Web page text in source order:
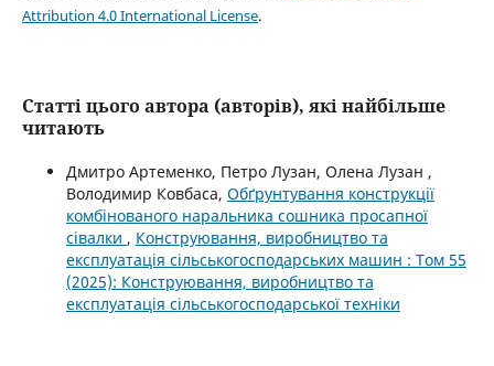
Attribution 4.0 International License.
Статті цього автора (авторів), які найбільше
читають
Дмитро Артеменко, Петро Лузан, Олена Лузан ,
Володимир Ковбаса, Обґрунтування конструкції
комбінованого наральника сошника просапної
сівалки , Конструювання, виробництво та
експлуатація сільськогосподарських машин : Том 55
(2025): Конструювання, виробництво та
експлуатація сільськогосподарської техніки